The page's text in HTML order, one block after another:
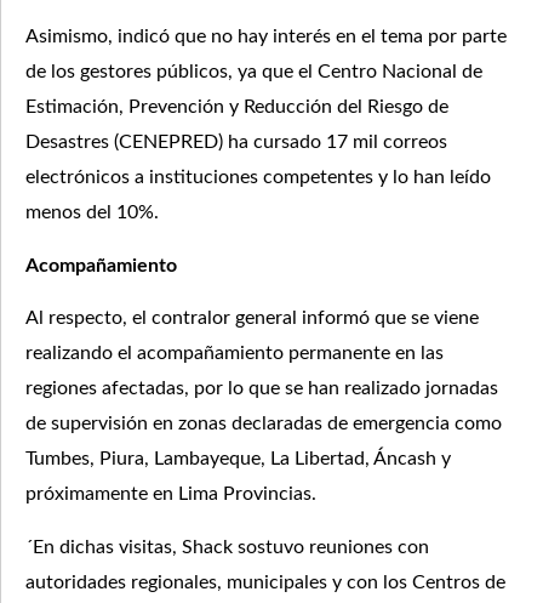
Asimismo, indicó que no hay interés en el tema por parte
de los gestores públicos, ya que el Centro Nacional de
Estimación, Prevención y Reducción del Riesgo de
Desastres (CENEPRED) ha cursado 17 mil correos
electrónicos a instituciones competentes y lo han leído
menos del 10%.
Acompañamiento
Al respecto, el contralor general informó que se viene
realizando el acompañamiento permanente en las
regiones afectadas, por lo que se han realizado jornadas
de supervisión en zonas declaradas de emergencia como
Tumbes, Piura, Lambayeque, La Libertad, Áncash y
próximamente en Lima Provincias.
´En dichas visitas, Shack sostuvo reuniones con
autoridades regionales, municipales y con los Centros de